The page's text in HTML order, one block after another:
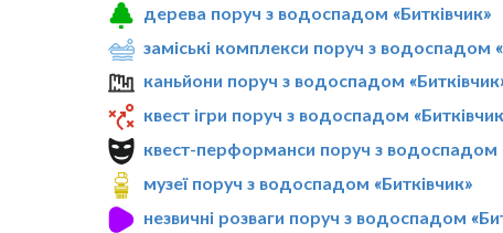
дерева поруч з водоспадом «Битківчик»
заміські комплекси поруч з водоспадом
каньйони поруч з водоспадом
квест ігри поруч з водоспадом
квест-перформанси поруч з водоспадом
музеї поруч з водоспадом «Битківчик»
незвичні розваги поруч з водоспадом